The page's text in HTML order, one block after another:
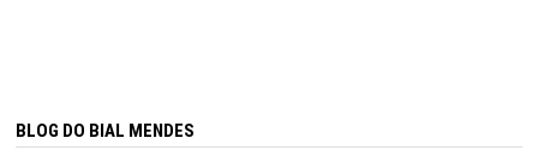
BLOG DO BIAL MENDES